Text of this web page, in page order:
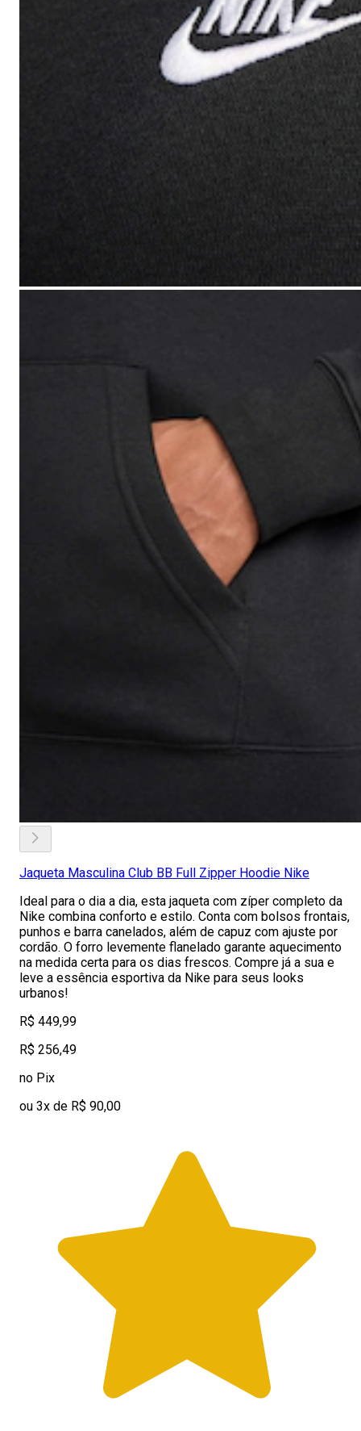
Jaqueta Masculina Club BB Full Zipper Hoodie Nike
Ideal para o dia a dia, esta jaqueta com zíper completo da
Nike combina conforto e estilo. Conta com bolsos frontais,
punhos e barra canelados, além de capuz com ajuste por
cordão. O forro levemente flanelado garante aquecimento
na medida certa para os dias frescos. Compre já a sua e
leve a essência esportiva da Nike para seus looks
urbanos!
R$ 449,99
R$ 256,49
no Pix
ou 3x de R$ 90,00